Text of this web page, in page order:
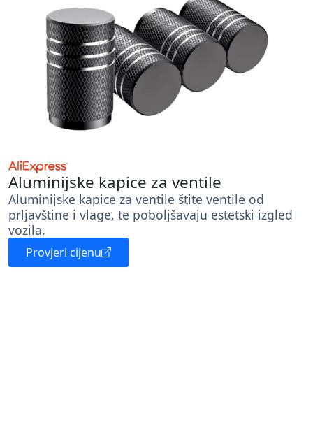
Aluminijske kapice za ventile
Aluminijske kapice za ventile štite ventile od
prljavštine i vlage, te poboljšavaju estetski izgled
vozila.
Provjeri cijenu